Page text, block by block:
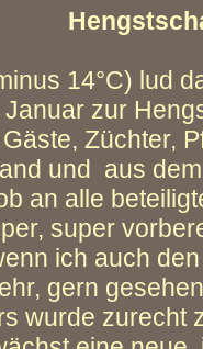
14°C) lud
zur
Züchter,
und aus
an alle
super
ich auch
gern
wurde zurecht